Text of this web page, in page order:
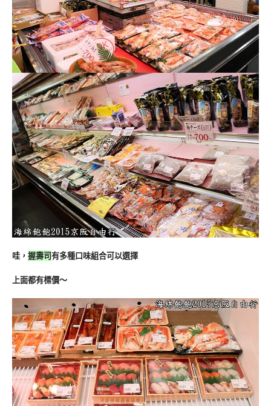
哇， 握壽司有多種口味組合可以選擇
上面都有標價～